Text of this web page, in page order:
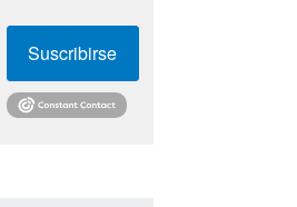
Suscribirse